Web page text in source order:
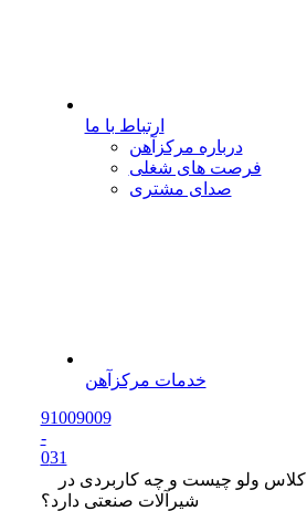
ارتباط با ما
درباره مرکزآهن
فرصت های شغلی
صدای مشتری
خدمات مرکزآهن
91009009
-
031
کلاس ولو چیست و چه کاربردی در
شیرآلات صنعتی دارد؟